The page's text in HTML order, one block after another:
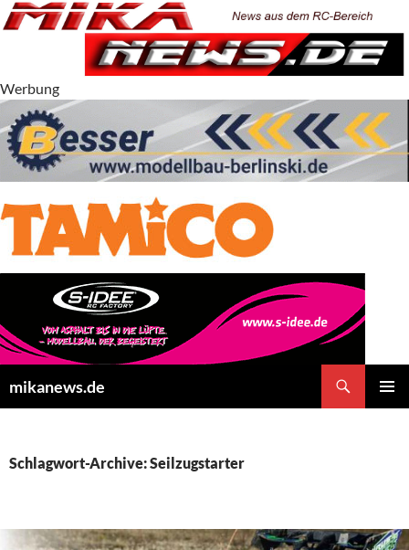
Zum
Inhalt
Werbung
mikanews.de
Schlagwort-Archive: Seilzugstarter